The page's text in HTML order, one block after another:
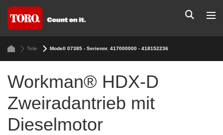
Teile Modell 07385 - Seriennr. 417000000 - 418152236
Workman® HDX-D
Zweiradantrieb mit
Dieselmotor